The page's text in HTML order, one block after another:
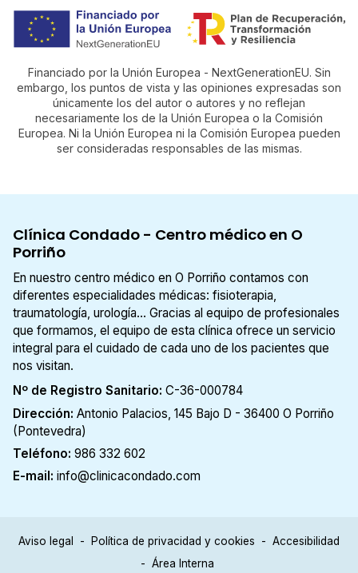
Financiado por la Unión Europea - NextGenerationEU. Sin
embargo, los puntos de vista y las opiniones expresadas son
únicamente los del autor o autores y no reflejan
necesariamente los de la Unión Europea o la Comisión
Europea. Ni la Unión Europea ni la Comisión Europea pueden
ser consideradas responsables de las mismas.
Clínica Condado - Centro médico en O
Porriño
En nuestro centro médico en O Porriño contamos con
diferentes especialidades médicas: fisioterapia,
traumatología, urología... Gracias al equipo de profesionales
que formamos, el equipo de esta clínica ofrece un servicio
integral para el cuidado de cada uno de los pacientes que
nos visitan.
Nº de Registro Sanitario: C-36-000784
Dirección: Antonio Palacios, 145 Bajo D - 36400 O Porriño
(Pontevedra)
Teléfono: 986 332 602
E-mail: info@clinicacondado.com
Aviso legal - Política de privacidad y cookies - Accesibilidad
- Área Interna